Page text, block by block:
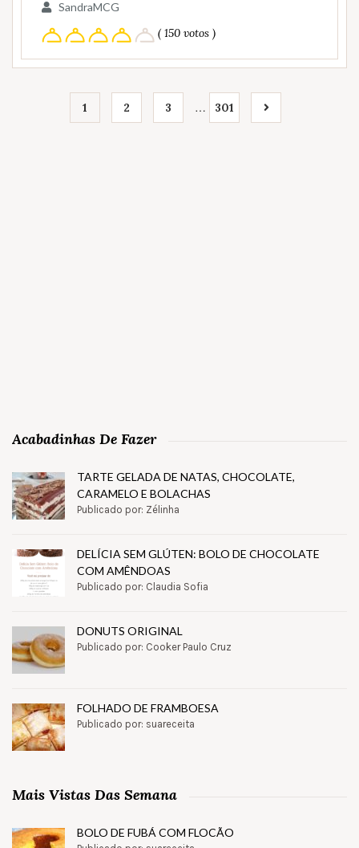
SandraMCG
( 150 votos )
1 2 3 … 301
Acabadinhas De Fazer
TARTE GELADA DE NATAS, CHOCOLATE,
CARAMELO E BOLACHAS
Publicado por: Zélinha
DELÍCIA SEM GLÚTEN: BOLO DE CHOCOLATE
COM AMÊNDOAS
Publicado por: Claudia Sofia
DONUTS ORIGINAL
Publicado por: Cooker Paulo Cruz
FOLHADO DE FRAMBOESA
Publicado por: suareceita
Mais Vistas Das Semana
BOLO DE FUBÁ COM FLOCÃO